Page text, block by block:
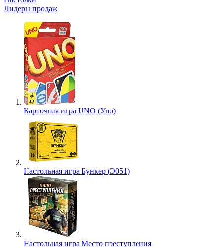
Лидеры продаж
Карточная игра UNO (Уно)
Настольная игра Бункер (Э051)
Настольная игра Место преступления